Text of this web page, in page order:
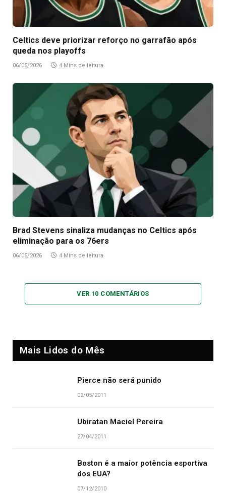
Celtics deve priorizar reforço no garrafão após
queda nos playoffs
06/05/2026 4 Mins de leitura
Brad Stevens sinaliza mudanças no Celtics após
eliminação para os 76ers
06/05/2026 4 Mins de leitura
VER 10 COMENTÁRIOS
Mais Lidos do Mês
Pierce não será punido
02/05/2011
Ubiratan Maciel Pereira
27/04/2011
Boston é a maior potência esportiva
dos EUA?
07/12/2010